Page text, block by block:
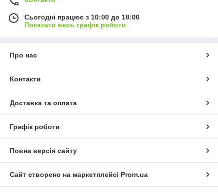
Сьогодні працює з 10:00 до 18:00
Показати весь графік роботи
Про нас
Контакти
Доставка та оплата
Графік роботи
Повна версія сайту
Сайт створено на маркетплейсі Prom.ua